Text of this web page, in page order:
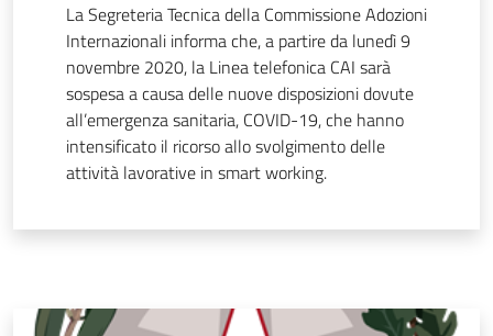
La Segreteria Tecnica della Commissione Adozioni
Internazionali informa che, a partire da lunedì 9
novembre 2020, la Linea telefonica CAI sarà
sospesa a causa delle nuove disposizioni dovute
all’emergenza sanitaria, COVID-19, che hanno
intensificato il ricorso allo svolgimento delle
attività lavorative in smart working.